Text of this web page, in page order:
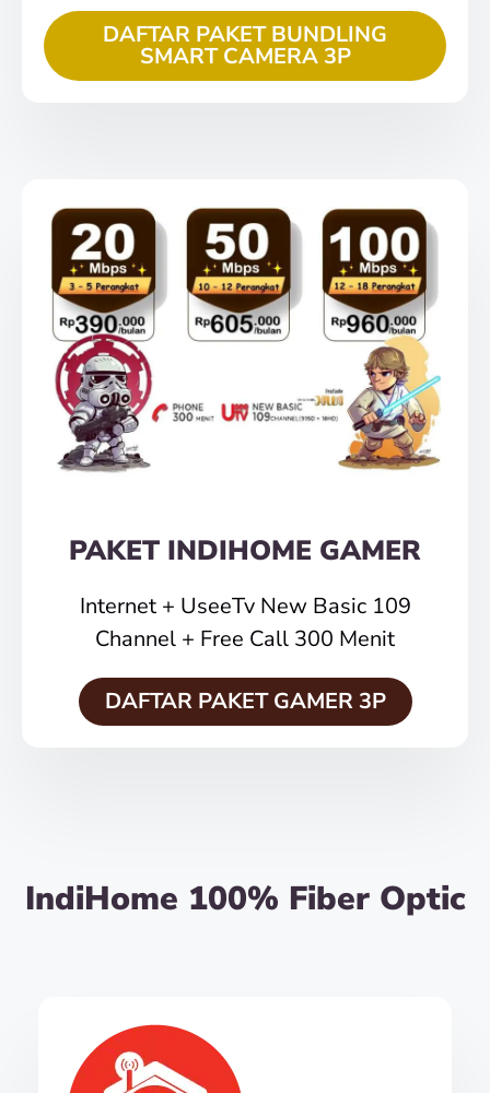
DAFTAR PAKET BUNDLING
SMART CAMERA 3P
PAKET INDIHOME GAMER
Internet + UseeTv New Basic 109
Channel + Free Call 300 Menit
DAFTAR PAKET GAMER 3P
IndiHome 100% Fiber Optic